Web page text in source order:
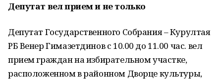
Депутат вел прием и не только
Депутат Государственного Собрания – Курултая
РБ Венер Гимазетдинов с 10.00 до 11.00 час. вел
прием граждан на избирательном участке,
расположенном в районном Дворце культуры,